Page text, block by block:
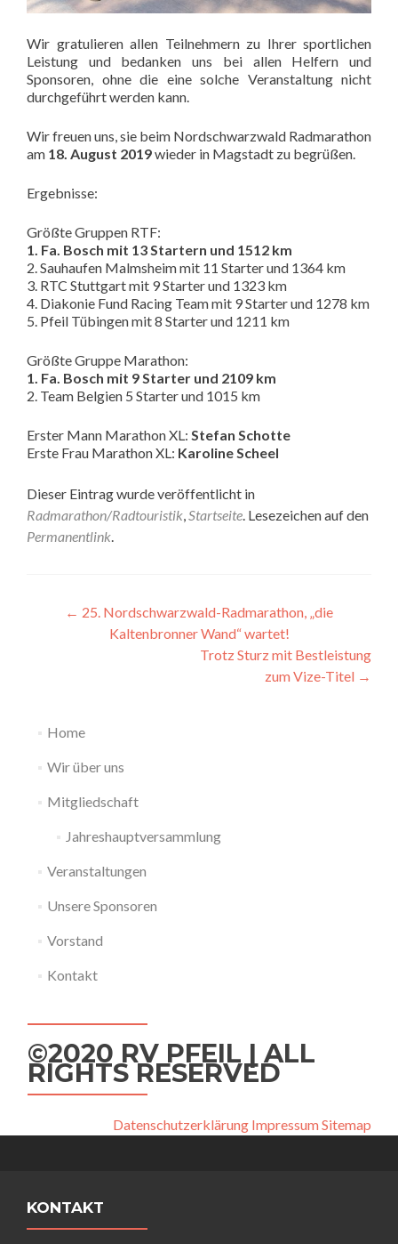
Wir gratulieren allen Teilnehmern zu Ihrer sportlichen
Leistung und bedanken uns bei allen Helfern und
Sponsoren, ohne die eine solche Veranstaltung nicht
durchgeführt werden kann.
Wir freuen uns, sie beim Nordschwarzwald Radmarathon
am 18. August 2019wieder in Magstadt zu begrüßen.
Ergebnisse:
Größte Gruppen RTF:
1. Fa. Bosch mit 13 Startern und 1512 km
2. Sauhaufen Malmsheim mit 11 Starter und 1364 km
3. RTC Stuttgart mit 9 Starter und 1323 km
4. Diakonie Fund Racing Team mit 9 Starter und 1278 km
5. Pfeil Tübingen mit 8 Starter und 1211 km
Größte Gruppe Marathon:
1. Fa. Bosch mit 9 Starter und 2109 km
2. Team Belgien 5 Starter und 1015 km
Erster Mann Marathon XL: Stefan Schotte
Erste Frau Marathon XL: Karoline Scheel
Dieser Eintrag wurde veröffentlicht in
Radmarathon/Radtouristik Startseite . Lesezeichen auf den
Permanentlink
Beitragsnavigation
← 25. Nordschwarzwald-Radmarathon, „die
Kaltenbronner Wand“ wartet!
Trotz Sturz mit Bestleistung
zum Vize-Titel →
Home
Wir über uns
Mitgliedschaft
Jahreshauptversammlung
Veranstaltungen
Unsere Sponsoren
Vorstand
Kontakt
©2020 RV PFEIL | ALL
RIGHTS RESERVED
Datenschutzerklärung ImpressumSitemap
KONTAKT